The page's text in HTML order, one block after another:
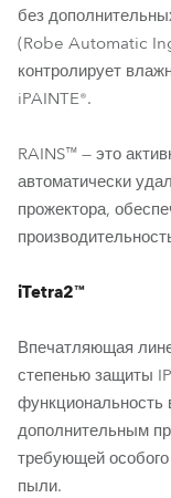
без
(Robe Automatic
контролирует
iPAINTE®.
RAINS™ — это
автоматически
прожектора,
iTetra2™
Впечатляющая
степенью защиты
дополнительным
требующей
пыли.